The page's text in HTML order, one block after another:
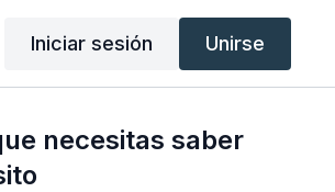
Iniciar sesión Unirse
necesitas saber